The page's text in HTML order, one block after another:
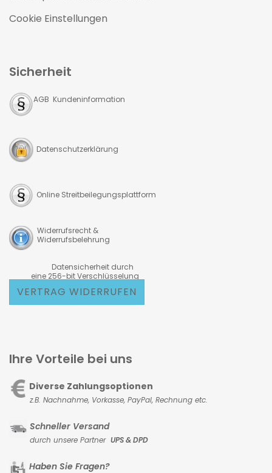
Cookie Einstellungen
Sicherheit
AGB Kundeninformation
Datenschutzerklärung
Online Streitbeilegungsplattform
Widerrufsrecht &
Widerrufsbelehrung
Datensicherheit durch
eine 256-bit Verschlüsselung
VERTRAG WIDERRUFEN
Ihre Vorteile bei uns
Diverse Zahlungsoptionen
z.B. Nachnahme, Vorkasse, PayPal, Rechnung etc.
Schneller Versand
durch unsere Partner UPS & DPD
Haben Sie Fragen?